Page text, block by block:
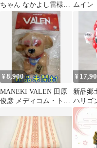
ちゃん なかよし雷様セ
ット ソフビ
ムイン
翔太
¥8,900
MANEKI VALEN 田原
俊彦 メディコム・トイ
¥
新品郷
ハリゴ
ラスト
フビ